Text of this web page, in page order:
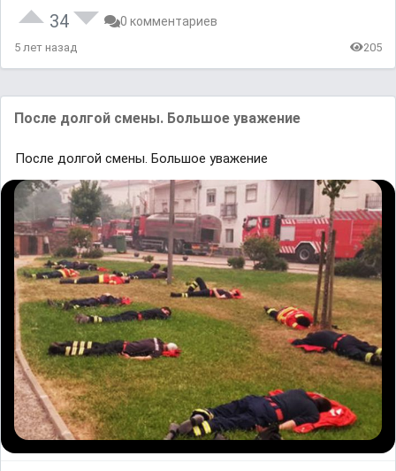
34 0 комментариев
5 лет назад 205
После долгой смены. Большое уважение
После долгой смены. Большое уважение